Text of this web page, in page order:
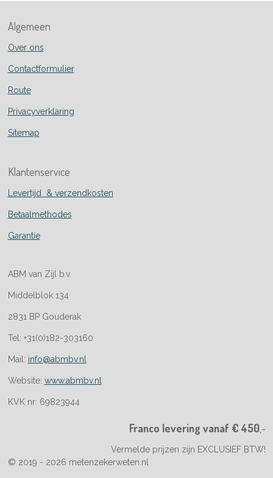
Algemeen
Over ons
Contactformulier
Route
Privacyverklaring
Sitemap
Klantenservice
Levertijd & verzendkosten
Betaalmethodes
Garantie
ABM van Zijl b.v.
Middelblok 134
2831 BP Gouderak
Tel: +31(0)182-303160
Mail: info@abmbv.nl
Website: www.abmbv.nl
KVK nr: 69823944
Franco levering vanaf € 450,-
Vermelde prijzen zijn EXCLUSIEF BTW!
© 2019 - 2026 metenzekerweten.nl